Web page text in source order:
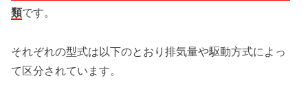
類です。
それぞれの型式は以下のとおり排気量や駆動方式によっ
て区分されています。